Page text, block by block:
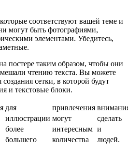
соответствуют вашей теме и
могут быть фотографиями,
элементами. Убедитесь,
постере таким образом, чтобы они
чтению текста. Вы можете
сетки, в которой будут
и текстовые блоки.
для привлечения
иллюстрации могут
сделать
более интересным и
большего количества людей.